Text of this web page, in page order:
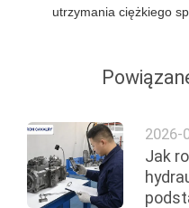
utrzymania ciężkiego
2026-
Jak